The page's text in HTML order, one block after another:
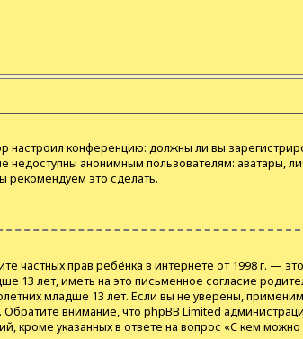
настроил конференцию: должны ли вы
анонимным пользователям: аватары,
рекомендуем это сделать.
частных прав ребёнка в интернете от 1998 г. —
13 лет, иметь на это письменное согласие
младше 13 лет. Если вы не уверены,
внимание, что phpBB Limited
указанных в ответе на вопрос «С кем